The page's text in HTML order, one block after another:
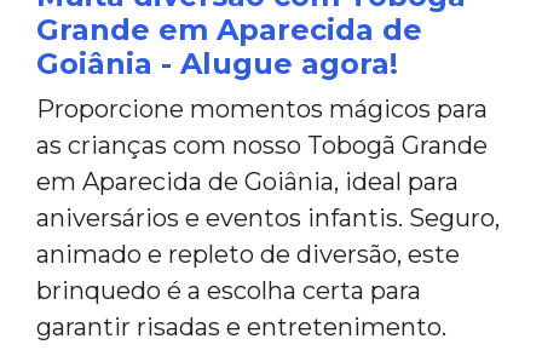
Grande em Aparecida de
Goiânia - Alugue agora!
Proporcione momentos mágicos para
as crianças com nosso Tobogã Grande
em Aparecida de Goiânia, ideal para
aniversários e eventos infantis. Seguro,
animado e repleto de diversão, este
brinquedo é a escolha certa para
garantir risadas e entretenimento.